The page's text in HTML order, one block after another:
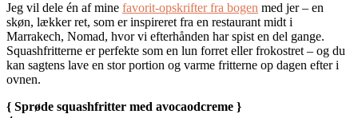
Jeg vil dele én af mine favorit-opskrifter fra bogen med jer – en
skøn, lækker ret, som er inspireret fra en restaurant midt i
Marrakech, Nomad, hvor vi efterhånden har spist en del gange.
Squashfritterne er perfekte som en lun forret eller frokostret – og du
kan sagtens lave en stor portion og varme fritterne op dagen efter i
ovnen.
{ Sprøde squashfritter med avocaodcreme }